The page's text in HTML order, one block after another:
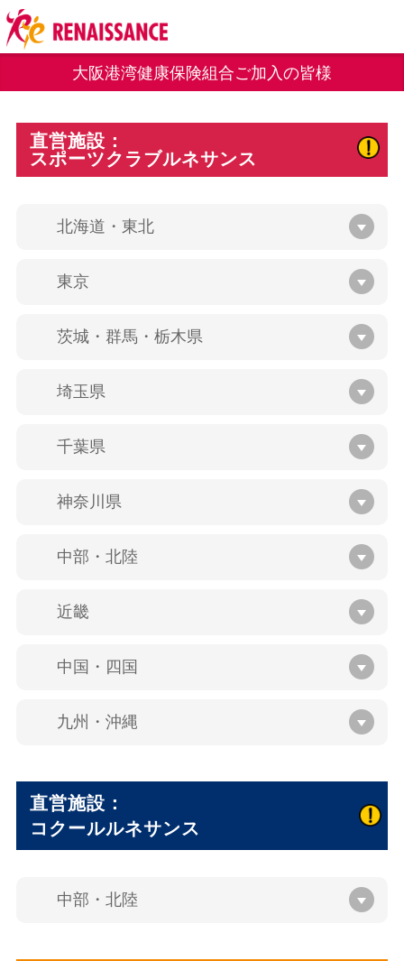
大阪港湾健康保険組合ご加入の皆様
直営施設：
スポーツクラブルネサンス
北海道・東北
東京
茨城・群馬・栃木県
埼玉県
千葉県
神奈川県
中部・北陸
近畿
中国・四国
九州・沖縄
直営施設：
コクールルネサンス
中部・北陸